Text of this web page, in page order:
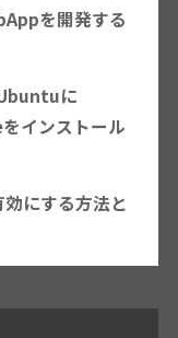
を開発する
に
インストール
にする方法と